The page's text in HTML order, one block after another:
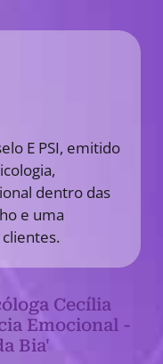
E PSI, emitido
dentro das
e uma
Cecília
Emocional -
Bia'